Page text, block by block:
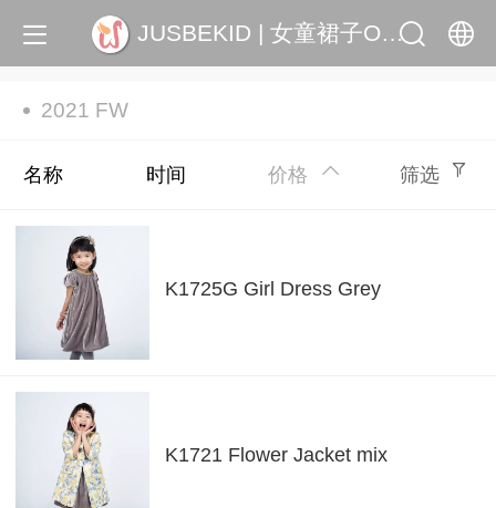
JUSBEKID | 女童裙子OEM, ODM
2021 FW
名称 时间 价格 筛选
K1725G Girl Dress Grey
K1721 Flower Jacket mix